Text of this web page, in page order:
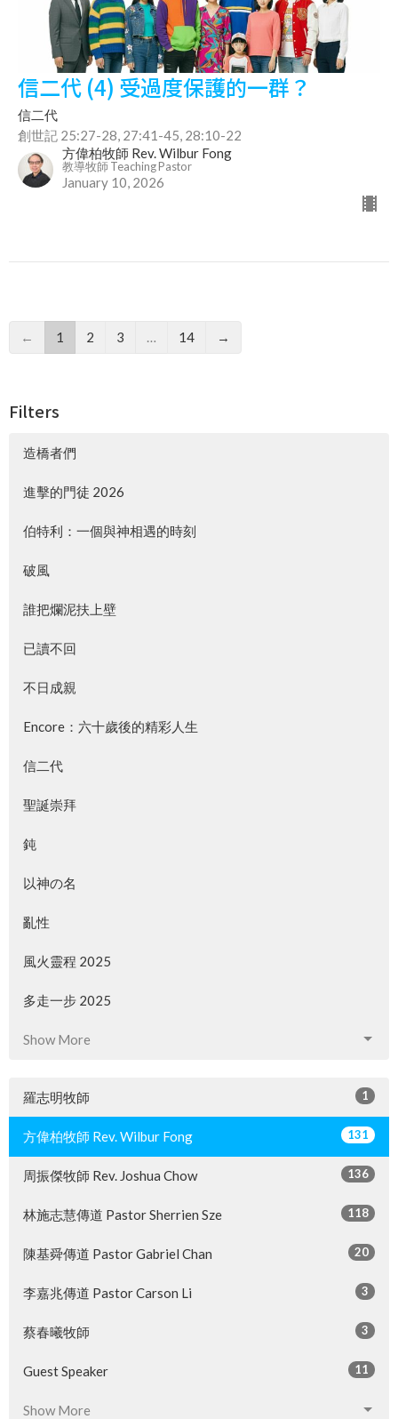
信二代 (4) 受過度保護的一群？
信二代
創世記 25:27-28, 27:41-45, 28:10-22
方偉柏牧師 Rev. Wilbur Fong
教導牧師 Teaching Pastor
January 10, 2026
← 1 2 3 … 14 →
Filters
造橋者們
進擊的門徒 2026
伯特利：一個與神相遇的時刻
破風
誰把爛泥扶上壁
已讀不回
不日成親
Encore：六十歲後的精彩人生
信二代
聖誕崇拜
鈍
以神の名
亂性
風火靈程 2025
多走一步 2025
Show More
羅志明牧師 1
方偉柏牧師 Rev. Wilbur Fong 131
周振傑牧師 Rev. Joshua Chow 136
林施志慧傳道 Pastor Sherrien Sze 118
陳基舜傳道 Pastor Gabriel Chan 20
李嘉兆傳道 Pastor Carson Li 3
蔡春曦牧師 3
Guest Speaker 11
Show More